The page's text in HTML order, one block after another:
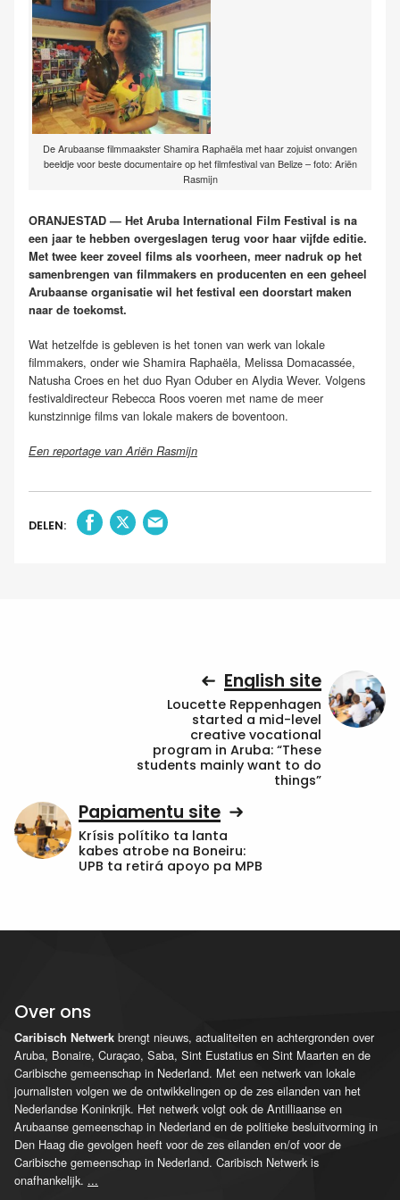
De Arubaanse filmmaakster Shamira Raphaëla met haar zojuist onvangen
beeldje voor beste documentaire op het filmfestival van Belize – foto: Ariën
Rasmijn
ORANJESTAD — Het Aruba International Film Festival is na
een jaar te hebben overgeslagen terug voor haar vijfde editie.
Met twee keer zoveel films als voorheen, meer nadruk op het
samenbrengen van filmmakers en producenten en een geheel
Arubaanse organisatie wil het festival een doorstart maken
naar de toekomst.
Wat hetzelfde is gebleven is het tonen van werk van lokale
filmmakers, onder wie Shamira Raphaëla, Melissa Domacassée,
Natusha Croes en het duo Ryan Oduber en Alydia Wever. Volgens
festivaldirecteur Rebecca Roos voeren met name de meer
kunstzinnige films van lokale makers de boventoon.
Een reportage van Ariën Rasmijn
DELEN:
English site
Loucette Reppenhagen
started a mid-level
creative vocational
program in Aruba: “These
students mainly want to do
things”
Papiamentu site
Krísis polítiko ta lanta
kabes atrobe na Boneiru:
UPB ta retirá apoyo pa MPB
Over ons
Caribisch Netwerk brengt nieuws, actualiteiten en achtergronden over
Aruba, Bonaire, Curaçao, Saba, Sint Eustatius en Sint Maarten en de
Caribische gemeenschap in Nederland. Met een netwerk van lokale
journalisten volgen we de ontwikkelingen op de zes eilanden van het
Nederlandse Koninkrijk. Het netwerk volgt ook de Antilliaanse en
Arubaanse gemeenschap in Nederland en de politieke besluitvorming in
Den Haag die gevolgen heeft voor de zes eilanden en/of voor de
Caribische gemeenschap in Nederland. Caribisch Netwerk is
onafhankelijk. ...